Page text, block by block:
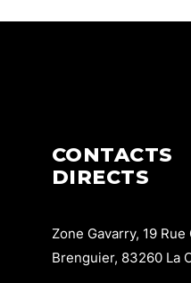
CONTACTS
DIRECTS
Zone Gavarry, 19
Brenguier, 83260 La